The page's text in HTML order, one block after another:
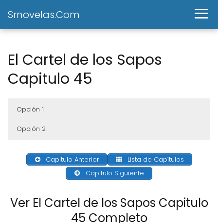
Srnovelas.Com
El Cartel de los Sapos
Capitulo 45
Opción 1
Opción 2
Capitulo Anterior
Lista de Capítulos
Capitulo Siguiente
Ver El Cartel de los Sapos Capitulo
45 Completo